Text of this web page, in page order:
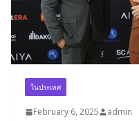
ในประเทศ
February 6, 2025 admin